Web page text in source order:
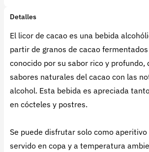
Detalles
El licor de cacao es una bebida
partir de granos de cacao
conocido por su sabor rico y profundo,
sabores naturales del cacao con las
alcohol. Esta bebida es apreciada
en cócteles y postres.
Se puede disfrutar solo como
servido en copa y a temperatura